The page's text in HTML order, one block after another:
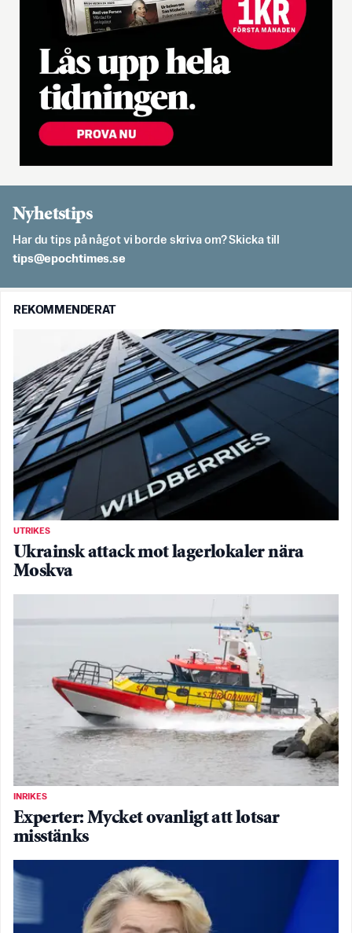
Nyhetstips
Har du tips på något vi borde skriva om? Skicka till
es.semithcope@spit
REKOMMENDERAT
UTRIKES
Ukrainsk attack mot lagerlokaler nära
Moskva
INRIKES
Experter: Mycket ovanligt att lotsar
misstänks